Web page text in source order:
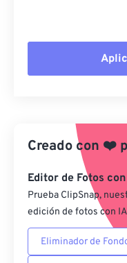
Aplicar
Guardar como
Creado con ❤️
Editor de Fotos
Prueba ClipSnap,
edición de fotos con
Eliminador de